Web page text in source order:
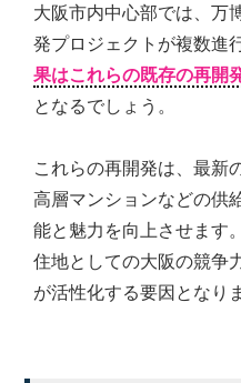
大阪市内中心部では、万
発プロジェクトが複数進
果はこれらの既存の再開
となるでしょう。
これらの再開発は、最新
高層マンションなどの供
能と魅力を向上させます
住地としての大阪の競争
が活性化する要因となり